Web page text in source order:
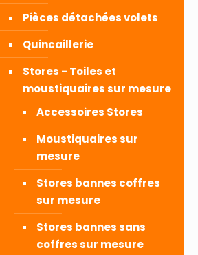
Pièces détachées volets
Quincaillerie
Stores - Toiles et
moustiquaires sur mesure
Accessoires Stores
Moustiquaires sur
mesure
Stores bannes coffres
sur mesure
Stores bannes sans
coffres sur mesure